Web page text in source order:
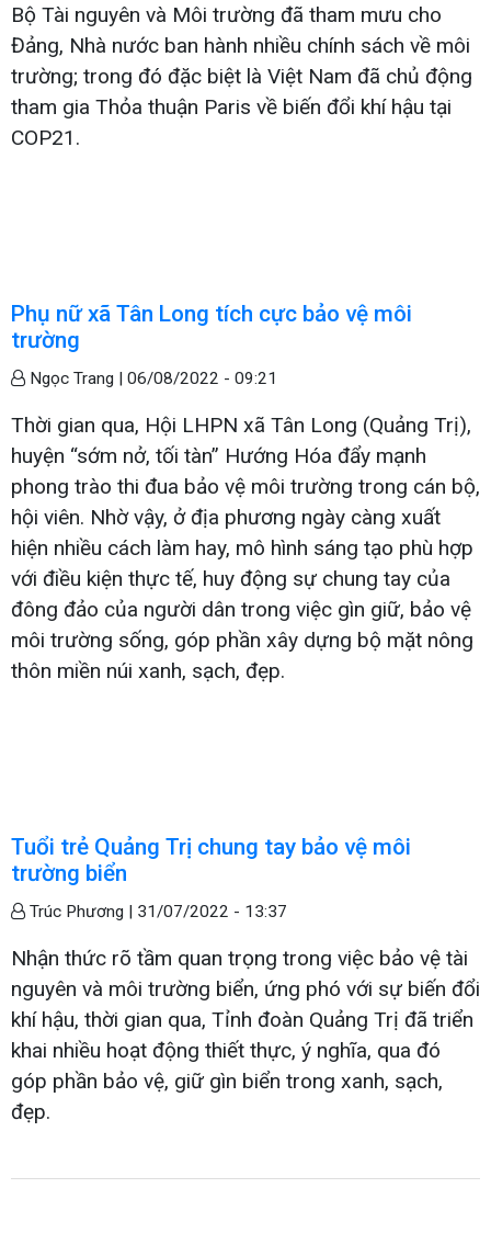
Bộ Tài nguyên và Môi trường đã tham mưu cho
Đảng, Nhà nước ban hành nhiều chính sách về môi
trường; trong đó đặc biệt là Việt Nam đã chủ động
tham gia Thỏa thuận Paris về biến đổi khí hậu tại
COP21.
Phụ nữ xã Tân Long tích cực bảo vệ môi
trường
Ngọc Trang | 06/08/2022 - 09:21
Thời gian qua, Hội LHPN xã Tân Long (Quảng Trị),
huyện “sớm nở, tối tàn” Hướng Hóa đẩy mạnh
phong trào thi đua bảo vệ môi trường trong cán bộ,
hội viên. Nhờ vậy, ở địa phương ngày càng xuất
hiện nhiều cách làm hay, mô hình sáng tạo phù hợp
với điều kiện thực tế, huy động sự chung tay của
đông đảo của người dân trong việc gìn giữ, bảo vệ
môi trường sống, góp phần xây dựng bộ mặt nông
thôn miền núi xanh, sạch, đẹp.
Tuổi trẻ Quảng Trị chung tay bảo vệ môi
trường biển
Trúc Phương | 31/07/2022 - 13:37
Nhận thức rõ tầm quan trọng trong việc bảo vệ tài
nguyên và môi trường biển, ứng phó với sự biến đổi
khí hậu, thời gian qua, Tỉnh đoàn Quảng Trị đã triển
khai nhiều hoạt động thiết thực, ý nghĩa, qua đó
góp phần bảo vệ, giữ gìn biển trong xanh, sạch,
đẹp.